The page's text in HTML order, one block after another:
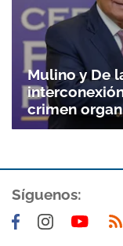
Mulino y De
crimen
Síguenos: